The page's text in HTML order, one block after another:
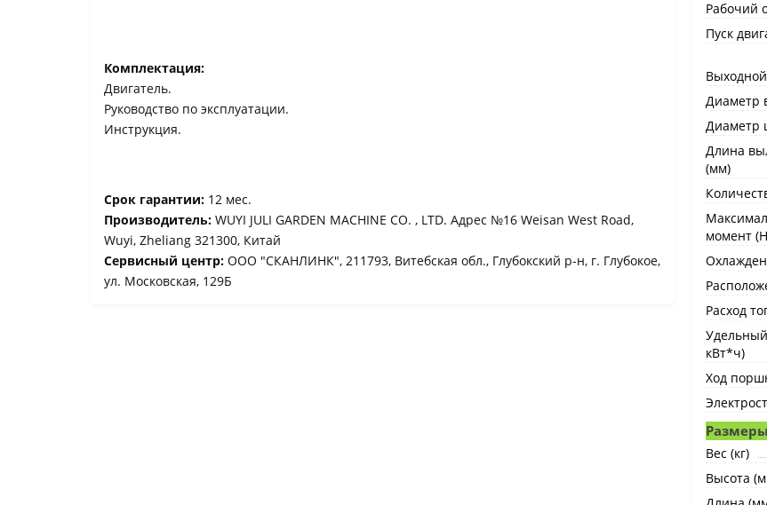
Комплектация:
Двигатель.
Руководство по эксплуатации.
Инструкция.
Срок гарантии: 12 мес.
Производитель: WUYI JULI GARDEN MACHINE CO. , LTD. Адрес №16 Weisan West Road,
Wuyi, Zheliang 321300, Китай
Сервисный центр: ООО "СКАНЛИНК", 211793, Витебская обл., Глубокский р-н, г. Глубокое,
ул. Московская, 129Б
Рабочий
Пуск
Диаметр
Диаметр
Длина
(мм)
момент
Расход
кВт*ч)
Ход
Вес (кг)
Высота